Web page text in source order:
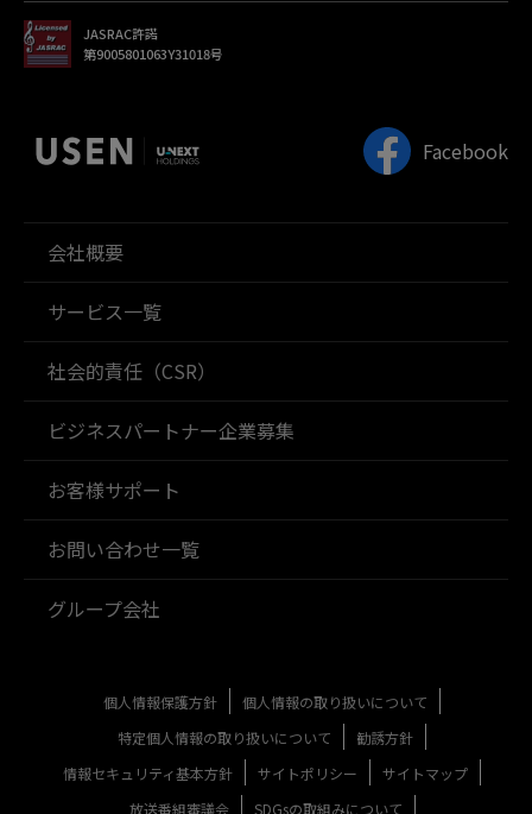
JASRAC許諾
第9005801063Y31018号
Facebook
会社概要
サービス一覧
社会的責任（CSR）
ビジネスパートナー企業募集
お客様サポート
お問い合わせ一覧
グループ会社
個人情報保護方針
個人情報の取り扱いについて
特定個人情報の取り扱いについて
勧誘方針
情報セキュリティ基本方針
サイトポリシー
サイトマップ
放送番組審議会
SDGsの取組みについて